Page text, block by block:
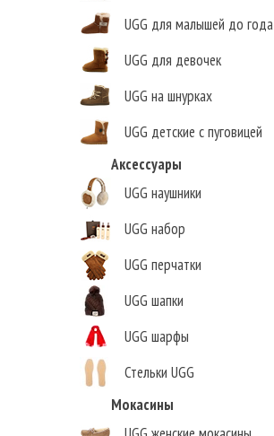
UGG для малышей до года
UGG для девочек
UGG на шнурках
UGG детские с пуговицей
Аксессуары
UGG наушники
UGG набор
UGG перчатки
UGG шапки
UGG шарфы
Стельки UGG
Мокасины